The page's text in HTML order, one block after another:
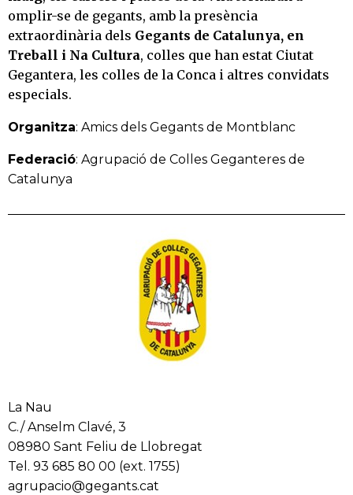
omplir-se de gegants, amb la presència
extraordinària dels Gegants de Catalunya, en
Treball i Na Cultura, colles que han estat Ciutat
Gegantera, les colles de la Conca i altres convidats
especials.
Organitza: Amics dels Gegants de Montblanc
Federació: Agrupació de Colles Geganteres de
Catalunya
La Nau
C./ Anselm Clavé, 3
08980 Sant Feliu de Llobregat
Tel. 93 685 80 00 (ext. 1755)
agrupacio@gegants.cat